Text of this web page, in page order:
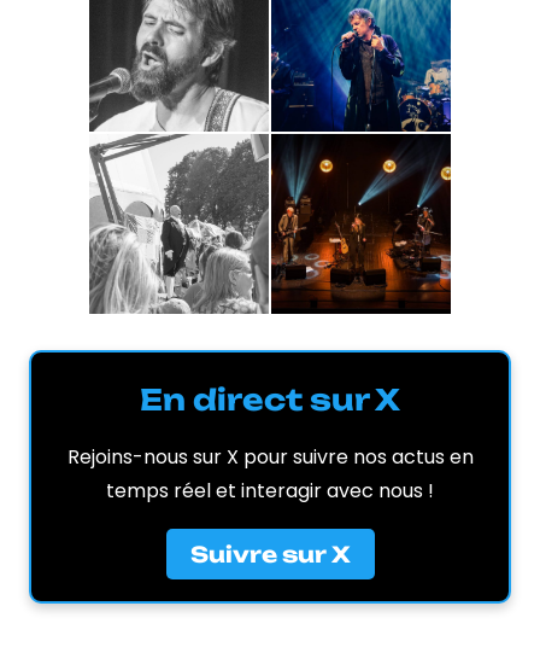
En direct sur X
Rejoins-nous sur X pour suivre nos actus en
temps réel et interagir avec nous !
Suivre sur X